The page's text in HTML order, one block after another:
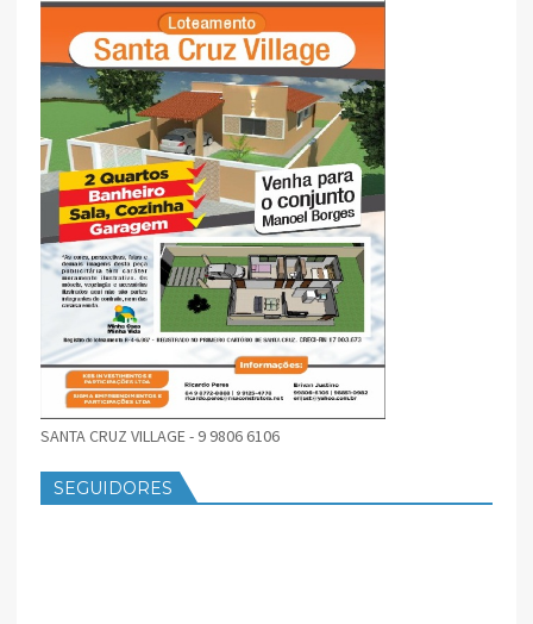
SANTA CRUZ VILLAGE - 9 9806 6106
SEGUIDORES